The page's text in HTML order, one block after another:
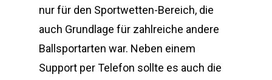
nur für den Sportwetten-Bereich, die
auch Grundlage für zahlreiche andere
Ballsportarten war. Neben einem
Support per Telefon sollte es auch die